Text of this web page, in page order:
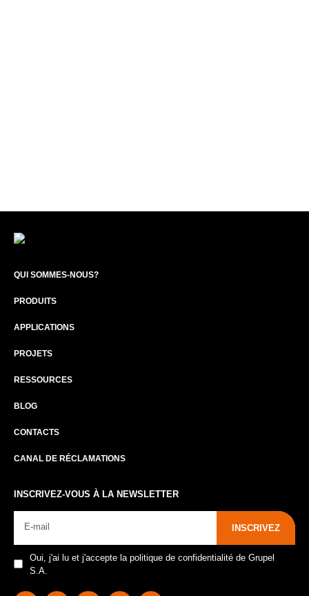
QUI SOMMES-NOUS?
PRODUITS
APPLICATIONS
PROJETS
RESSOURCES
BLOG
CONTACTS
CANAL DE RÉCLAMATIONS
INSCRIVEZ-VOUS À LA NEWSLETTER
INSCRIVEZ
Oui, j'ai lu et j'accepte la politique de confidentialité de Grupel
S.A.